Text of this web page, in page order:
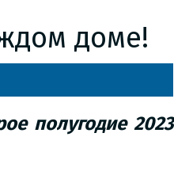
доме!
полугодие 2023